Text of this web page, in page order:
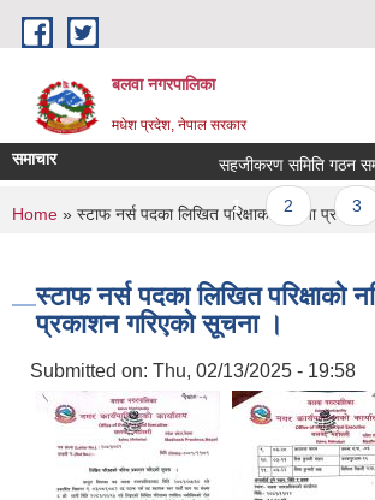
Skip to main content
बलवा नगरपालिका
मधेश प्रदेश, नेपाल सरकार
समाचार सहजीकरण समिति गठन
Pages
1 2 3
You are here
Home » स्टाफ नर्स पदका लिखित परिक्षाको नतिजा
स्टाफ नर्स पदका लिखित परिक्षाको
प्रकाशन गरिएको सूचना ।
Submitted on: Thu, 02/13/2025 - 19:58